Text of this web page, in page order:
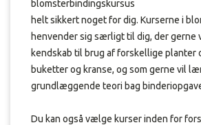
blomsterbindingskursus
helt sikkert noget for dig. Kurserne i
henvender sig særligt til dig, der gerne
kendskab til brug af forskellige planter
buketter og kranse, og som gerne vil
grundlæggende teori bag
Du kan også vælge kurser inden for